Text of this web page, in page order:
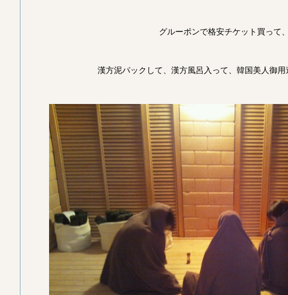
グルーポンで格安チケット買って
漢方泥パックして、漢方風呂入って、韓国美人御